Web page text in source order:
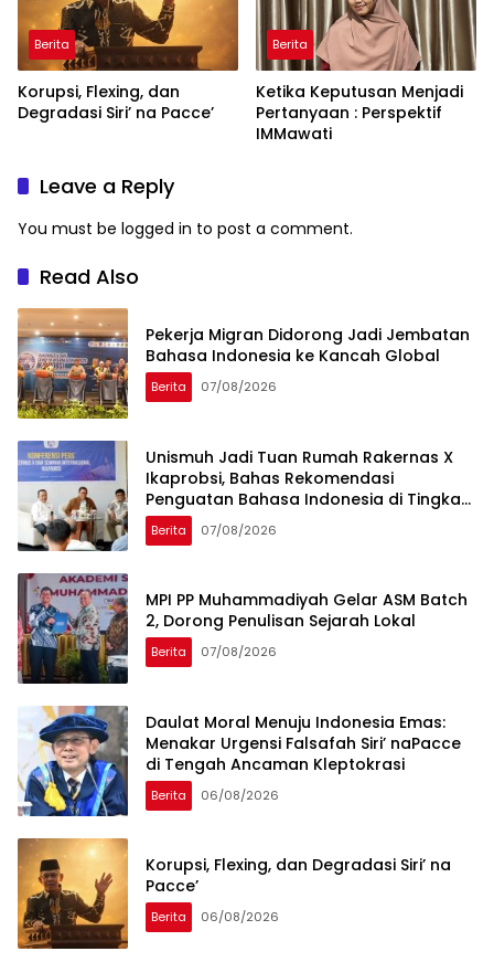
Berita
Korupsi, Flexing, dan
Degradasi Siri’ na Pacce’
Berita
Ketika Keputusan Menjadi
Pertanyaan : Perspektif
IMMawati
Leave a Reply
You must be logged in to post a comment.
Read Also
Pekerja Migran Didorong Jadi Jembatan
Bahasa Indonesia ke Kancah Global
Berita 07/08/2026
Unismuh Jadi Tuan Rumah Rakernas X
Ikaprobsi, Bahas Rekomendasi
Penguatan Bahasa Indonesia di Tingkat
Global
Berita 07/08/2026
MPI PP Muhammadiyah Gelar ASM Batch
2, Dorong Penulisan Sejarah Lokal
Berita 07/08/2026
Daulat Moral Menuju Indonesia Emas:
Menakar Urgensi Falsafah Siri’ naPacce
di Tengah Ancaman Kleptokrasi
Berita 06/08/2026
Korupsi, Flexing, dan Degradasi Siri’ na
Pacce’
Berita 06/08/2026